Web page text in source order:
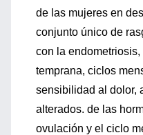
de las mujeres en
conjunto único de
con la
temprana, ciclos
sensibilidad al dolor,
alterados. de las
ovulación y el ciclo